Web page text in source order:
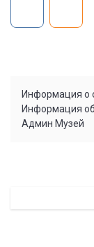
Информация о
Информация
Админ Музей